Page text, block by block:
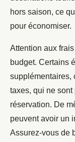
hors saison, ce
pour économiser.
Attention aux
budget. Certains
supplémentaires,
taxes, qui ne
réservation. De
peuvent avoir un
Assurez-vous de